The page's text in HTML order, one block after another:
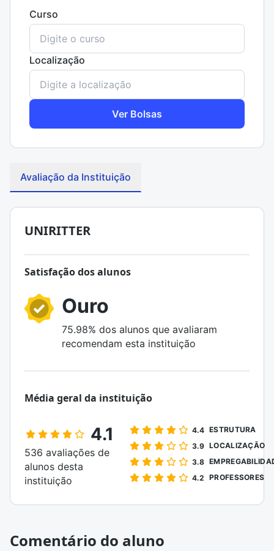
Curso
Localização
Ver Bolsas
Avaliação da Instituição
UNIRITTER
Satisfação dos alunos
Ouro
75.98% dos alunos que avaliaram
recomendam esta instituição
Média geral da instituição
4.1
536 avaliações de
alunos desta
instituição
4.4 ESTRUTURA
3.9 LOCALIZAÇÃO
3.8
4.2 PROFESSORES
Comentário do aluno